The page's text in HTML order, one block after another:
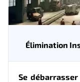
Élimination
Se